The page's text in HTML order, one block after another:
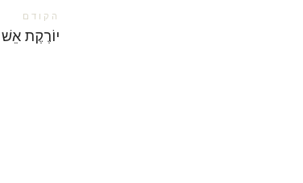
הקודם
יוֹרֶקֶת אֵשׁ